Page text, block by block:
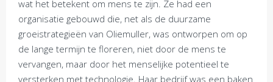
wat het betekent om mens te zijn. Ze had een
organisatie gebouwd die, net als de duurzame
groeistrategieën van Oliemuller, was ontworpen om op
de lange termijn te floreren, niet door de mens te
vervangen, maar door het menselijke potentieel te
versterken met technologie. Haar bedrijf was een baken